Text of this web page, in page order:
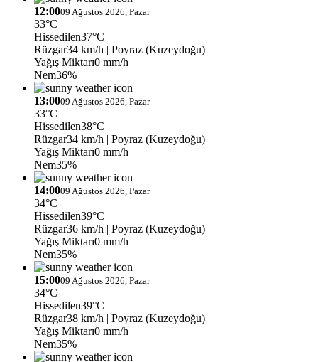
12:0009 Ağustos 2026, Pazar
33°C
Hissedilen37°C
Rüzgar34 km/h | Poyraz (Kuzeydoğu)
Yağış Miktarı0 mm/h
Nem36%
13:0009 Ağustos 2026, Pazar
33°C
Hissedilen38°C
Rüzgar34 km/h | Poyraz (Kuzeydoğu)
Yağış Miktarı0 mm/h
Nem35%
14:0009 Ağustos 2026, Pazar
34°C
Hissedilen39°C
Rüzgar36 km/h | Poyraz (Kuzeydoğu)
Yağış Miktarı0 mm/h
Nem35%
15:0009 Ağustos 2026, Pazar
34°C
Hissedilen39°C
Rüzgar38 km/h | Poyraz (Kuzeydoğu)
Yağış Miktarı0 mm/h
Nem35%